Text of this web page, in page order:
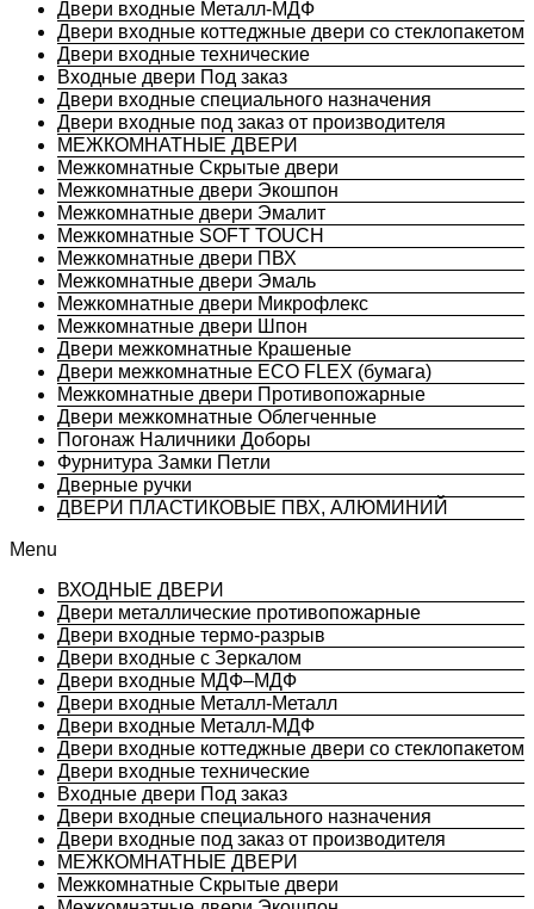
Двери входные Металл-МДФ
Двери входные коттеджные двери со стеклопакетом
Двери входные технические
Входные двери Под заказ
Двери входные специального назначения
Двери входные под заказ от производителя
МЕЖКОМНАТНЫЕ ДВЕРИ
Межкомнатные Скрытые двери
Межкомнатные двери Экошпон
Межкомнатные двери Эмалит
Межкомнатные SOFT TOUCH
Межкомнатные двери ПВХ
Межкомнатные двери Эмаль
Межкомнатные двери Микрофлекс
Межкомнатные двери Шпон
Двери межкомнатные Крашеные
Двери межкомнатные ECO FLEX (бумага)
Межкомнатные двери Противопожарные
Двери межкомнатные Облегченные
Погонаж Наличники Доборы
Фурнитура Замки Петли
Дверные ручки
ДВЕРИ ПЛАСТИКОВЫЕ ПВХ, АЛЮМИНИЙ
Menu
ВХОДНЫЕ ДВЕРИ
Двери металлические противопожарные
Двери входные термо-разрыв
Двери входные с Зеркалом
Двери входные МДФ–МДФ
Двери входные Металл-Металл
Двери входные Металл-МДФ
Двери входные коттеджные двери со стеклопакетом
Двери входные технические
Входные двери Под заказ
Двери входные специального назначения
Двери входные под заказ от производителя
МЕЖКОМНАТНЫЕ ДВЕРИ
Межкомнатные Скрытые двери